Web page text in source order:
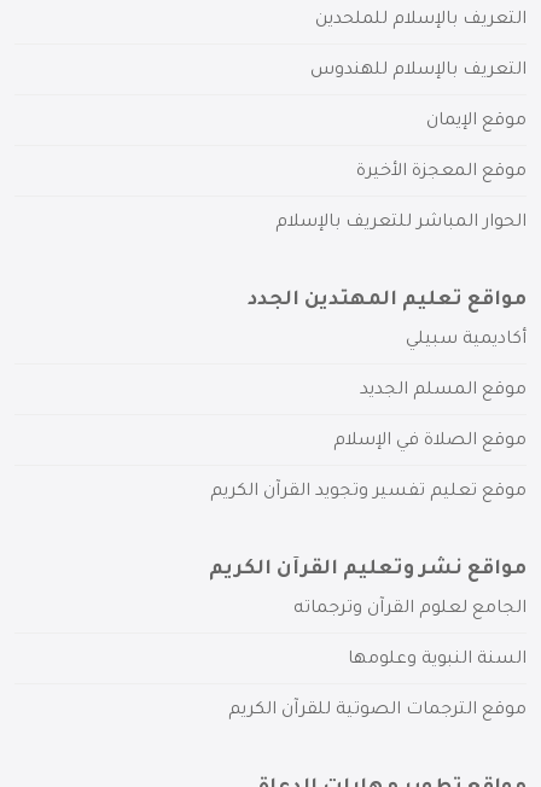
التعريف بالإسلام للملحدين
التعريف بالإسلام للهندوس
موقع الإيمان
موقع المعجزة الأخيرة
الحوار المباشر للتعريف بالإسلام
مواقع تعليم المهتدين الجدد
أكاديمية سبيلي
موقع المسلم الجديد
موقع الصلاة في الإسلام
موقع تعليم تفسير وتجويد القرآن الكريم
مواقع نشر وتعليم القرآن الكريم
الجامع لعلوم القرآن وترجماته
السنة النبوية وعلومها
موقع الترجمات الصوتية للقرآن الكريم